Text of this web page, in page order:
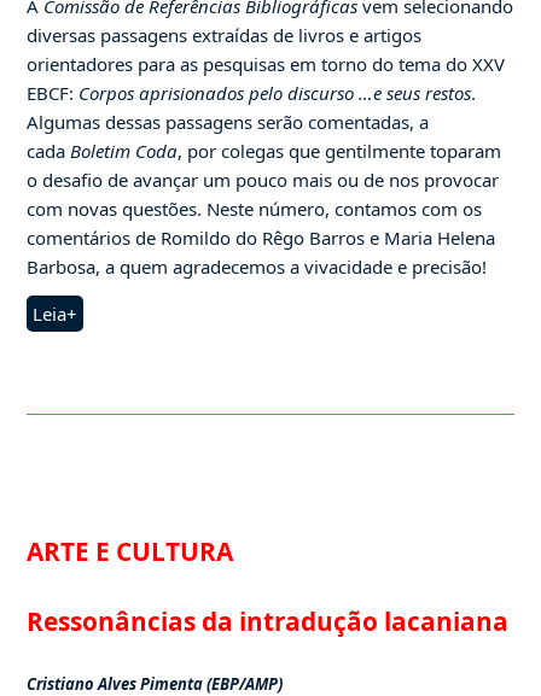
A Comissão de Referências Bibliográficas vem selecionando
diversas passagens extraídas de livros e artigos
orientadores para as pesquisas em torno do tema do XXV
EBCF: Corpos aprisionados pelo discurso …e seus restos.
Algumas dessas passagens serão comentadas, a
cada Boletim Coda, por colegas que gentilmente toparam
o desafio de avançar um pouco mais ou de nos provocar
com novas questões. Neste número, contamos com os
comentários de Romildo do Rêgo Barros e Maria Helena
Barbosa, a quem agradecemos a vivacidade e precisão!
Leia+
ARTE E CULTURA
Ressonâncias da intradução lacaniana
Cristiano Alves Pimenta (EBP/AMP)